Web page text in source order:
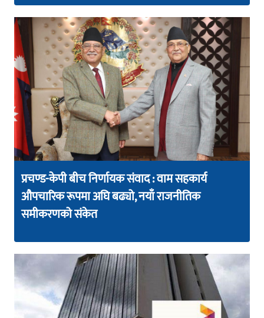
प्रचण्ड-केपी बीच निर्णायक संवाद : वाम सहकार्य
औपचारिक रूपमा अघि बढ्यो, नयाँ राजनीतिक
समीकरणको संकेत